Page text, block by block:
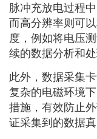
脉冲充放电过程
而高分辨率则可
度，例如将电压
续的数据分析和
此外，数据采集
复杂的电磁环境
措施，有效防止
证采集到的数据真